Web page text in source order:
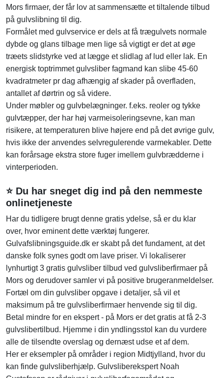
Mors firmaer, der får lov at sammensætte et tiltalende tilbud
på gulvslibning til dig.
Formålet med gulvservice er dels at få trægulvets normale
dybde og glans tilbage men lige så vigtigt er det at øge
træets slidstyrke ved at lægge et slidlag af lud eller lak. En
energisk toptrimmet gulvsliber fagmand kan slibe 45-60
kvadratmeter pr dag afhængig af skader på overfladen,
antallet af dørtrin og så videre.
Under møbler og gulvbelægninger. f.eks. reoler og tykke
gulvtæpper, der har høj varmeisoleringsevne, kan man
risikere, at temperaturen blive højere end på det øvrige gulv,
hvis ikke der anvendes selvregulerende varmekabler. Dette
kan forårsage ekstra store fuger imellem gulvbrædderne i
vinterperioden.
⭐ Du har sneget dig ind på den nemmeste
onlinetjeneste
Har du tidligere brugt denne gratis ydelse, så er du klar
over, hvor eminent dette værktøj fungerer.
Gulvafslibningsguide.dk er skabt på det fundament, at det
danske folk synes godt om lave priser. Vi lokaliserer
lynhurtigt 3 gratis gulvsliber tilbud ved gulvsliberfirmaer på
Mors og derudover samler vi på positive brugeranmeldelser.
Fortæl om din gulvsliber opgave i detaljer, så vil et
maksimum på tre gulvsliberfirmaer henvende sig til dig.
Betal mindre for en ekspert - på Mors er det gratis at få 2-3
gulvslibertilbud. Hjemme i din yndlingsstol kan du vurdere
alle de tilsendte overslag og dernæst udse et af dem.
Her er eksempler på områder i region Midtjylland, hvor du
kan finde gulvsliberhjælp. Gulvsliberekspert Noah